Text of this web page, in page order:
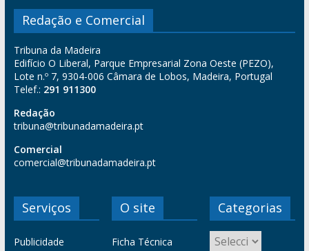
Redação e Comercial
Tribuna da Madeira
Edifício O Liberal, Parque Empresarial Zona Oeste (PEZO),
Lote n.º 7, 9304-006 Câmara de Lobos, Madeira, Portugal
Telef.: 291 911300
Redação
tribuna@tribunadamadeira.pt
Comercial
comercial@tribunadamadeira.pt
Serviços
Publicidade
O site
Ficha Técnica
Categorias